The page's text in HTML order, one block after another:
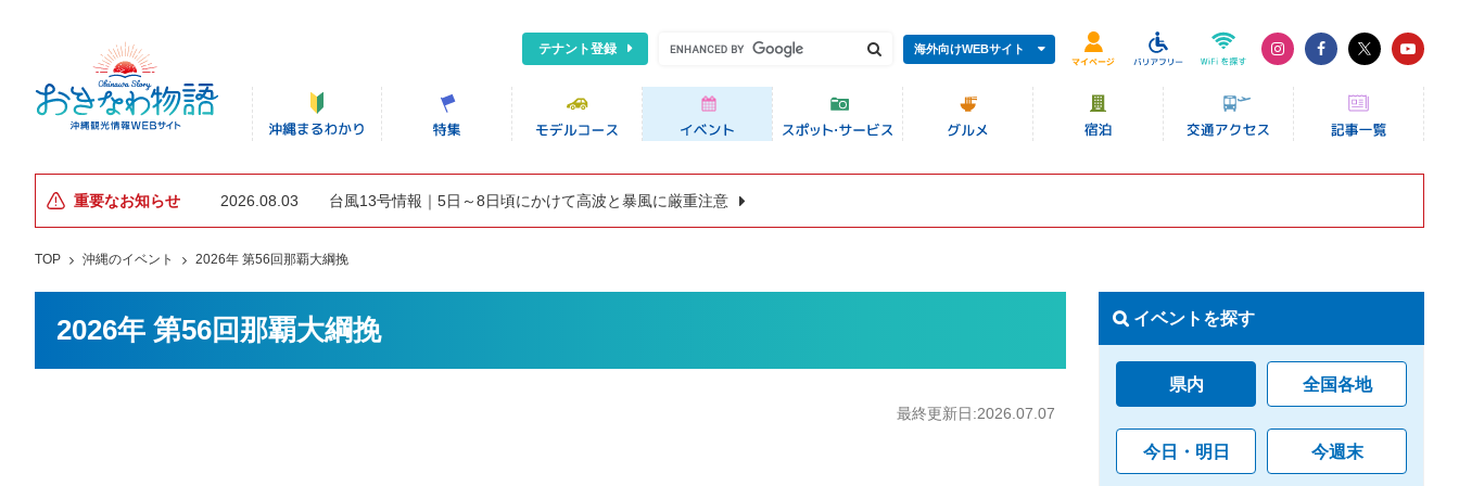
テナント登録 海外向けWEBサイト
重要なお知らせ 2026.08.03 台風13号情報｜5日～8日頃にかけて高波と暴風に厳重注意
TOP 沖縄のイベント 2026年 第56回那覇大綱挽
2026年 第56回那覇大綱挽
最終更新日:2026.07.07
イベントを探す
県内 全国各地
今日・明日 今週末